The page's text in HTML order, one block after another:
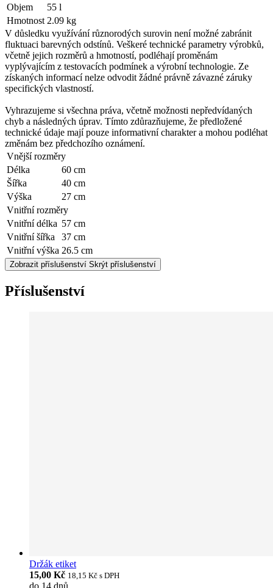
Objem
55 l
Hmotnost 2.09 kg
V důsledku využívání různorodých surovin není možné zabránit
fluktuaci barevných odstínů. Veškeré technické parametry výrobků,
včetně jejich rozměrů a hmotností, podléhají proměnám
vyplývajícím z testovacích podmínek a výrobní technologie. Ze
získaných informací nelze odvodit žádné právně závazné záruky
specifických vlastností.
Vyhrazujeme si všechna práva, včetně možnosti nepředvídaných
chyb a následných úprav. Tímto zdůrazňujeme, že předložené
technické údaje mají pouze informativní charakter a mohou podléhat
změnám bez předchozího oznámení.
Vnější rozměry
Délka
60 cm
Šířka
40 cm
Výška
27 cm
Vnitřní rozměry
Vnitřní délka 57 cm
Vnitřní šířka
37 cm
Vnitřní výška 26.5 cm
Zobrazit příslušenství Skrýt příslušenství
Příslušenství
Držák etiket
15,00 Kč 18,15 Kč s DPH
do 14 dnů